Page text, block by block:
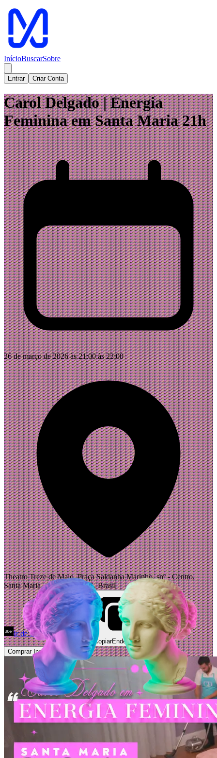
InícioBuscarSobre
Entrar Criar Conta
Carol Delgado | Energia
Feminina em Santa Maria 21h
26 de março de 2026 às 21:00 às 22:00
Theatro Treze de Maio, Praça Saldanha Marinho, snº - Centro,
Santa Maria - RS, 97050-001, Brasil
Ir de Uber Abrir Maps
CopiarEndereço
Comprar Ingressos